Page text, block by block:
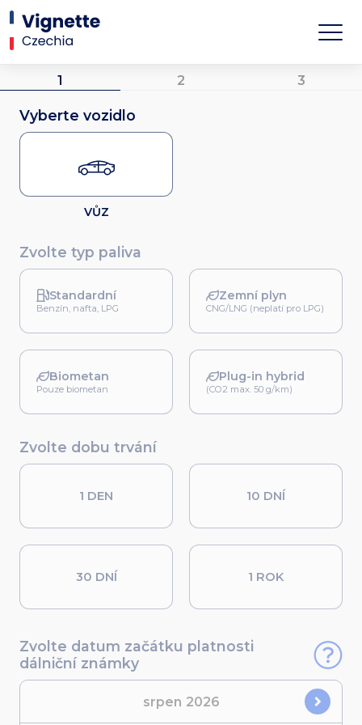
1 2 3
Vyberte vozidlo
VŮZ
Zvolte typ paliva
Standardní
Benzín, nafta, LPG
Zemní plyn
CNG/LNG (neplatí pro LPG)
Biometan
Pouze biometan
Plug-in hybrid
(CO2 max. 50 g/km)
Zvolte dobu trvání
1 DEN 10 DNÍ
30 DNÍ 1 ROK
Zvolte datum začátku platnosti
dálniční známky
srpen 2026